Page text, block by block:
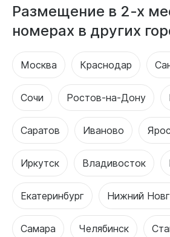
Размещение в 2-х
номерах в других
Москва Краснодар
Сочи Ростов-на-Дону
Саратов Иваново
Иркутск Владивосток
Екатеринбург Нижний
Самара Челябинск